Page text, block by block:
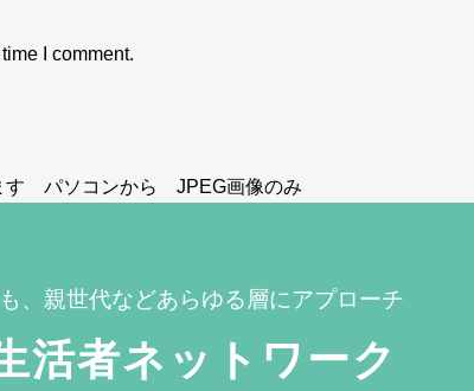
I comment.
す パソコンから JPEG画像のみ
、親世代などあらゆる層にアプローチ
活者ネットワーク